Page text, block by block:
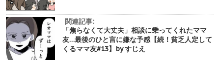
関連記事:
「焦らなくて大丈夫」相談に乗ってくれたママ
友…最後のひと言に嫌な予感【続！貧乏人定して
くるママ友#13】by すじえ